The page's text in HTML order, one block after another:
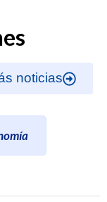
noticias